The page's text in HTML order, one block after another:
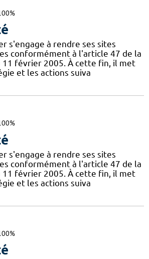
s'engage à rendre ses sites
conformément à l'article 47 de la
11 février 2005. À cette fin, il met
et les actions suiva
s'engage à rendre ses sites
conformément à l'article 47 de la
11 février 2005. À cette fin, il met
et les actions suiva